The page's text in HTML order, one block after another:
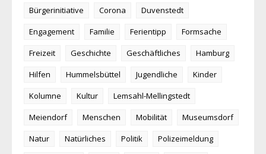
Bürgerinitiative
Corona
Duvenstedt
Engagement
Familie Ferientipp
Formsache
Freizeit
Geschichte Geschäftliches
Hamburg
Hilfen
Hummelsbüttel Jugendliche
Kinder
Kolumne
Kultur
Lemsahl-Mellingstedt
Meiendorf
Menschen Mobilität
Museumsdorf
Natur
Natürliches Politik
Polizeimeldung